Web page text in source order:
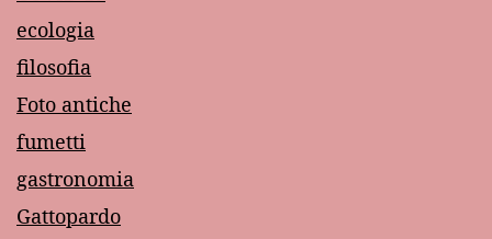
ecologia
filosofia
Foto antiche
fumetti
gastronomia
Gattopardo